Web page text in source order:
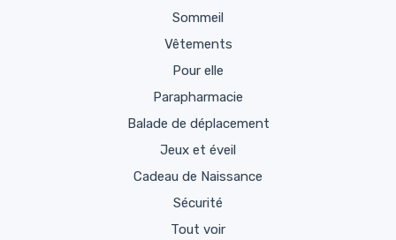
Sommeil
Vêtements
Pour elle
Parapharmacie
Balade de déplacement
Jeux et éveil
Cadeau de Naissance
Sécurité
Tout voir